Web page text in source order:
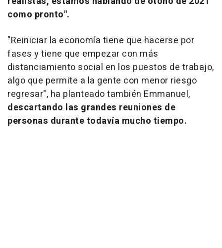
como pronto".
"Reiniciar la economía tiene que hacerse por
fases y tiene que empezar con más
distanciamiento social en los puestos de trabajo,
algo que permite a la gente con menor riesgo
regresar", ha planteado también Emmanuel,
descartando las grandes reuniones de
personas durante todavía mucho tiempo.